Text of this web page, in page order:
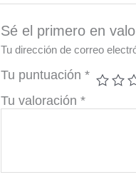
Sé el primero en
Tu dirección de correo
Tu puntuación *
Tu valoración *